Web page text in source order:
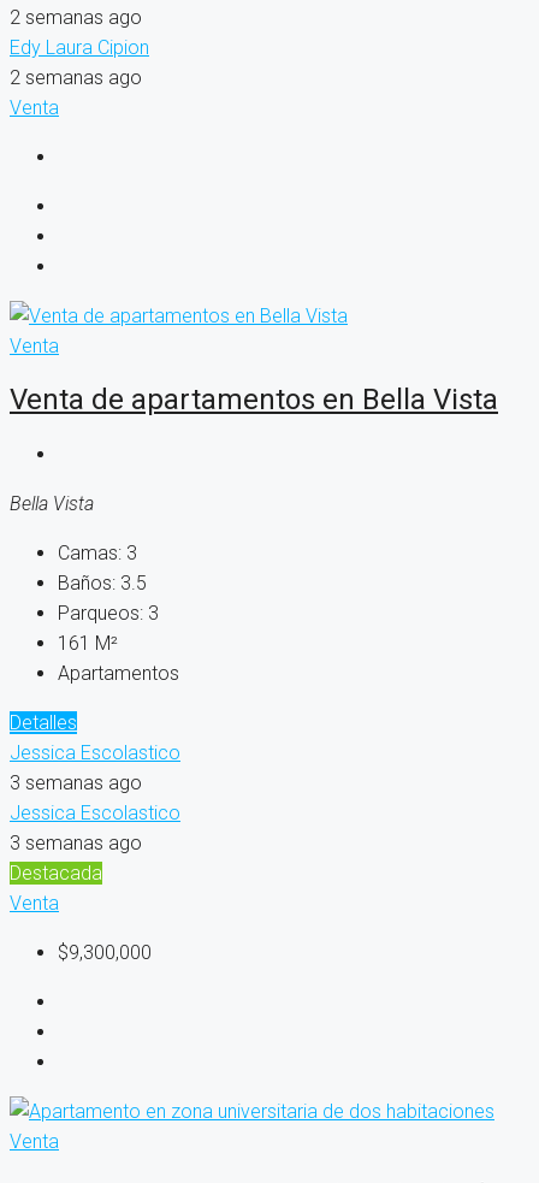
2 semanas ago
Edy Laura Cipion
2 semanas ago
Venta
Venta
Venta de apartamentos en Bella Vista
Bella Vista
Camas: 3
Baños: 3.5
Parqueos: 3
161 M²
Apartamentos
Detalles
Jessica Escolastico
3 semanas ago
Jessica Escolastico
3 semanas ago
Destacada
Venta
$9,300,000
Venta